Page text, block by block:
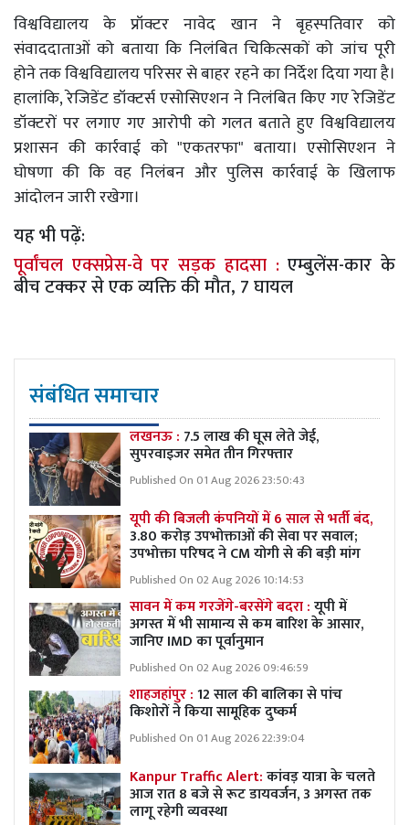
विश्वविद्यालय के प्रॉक्टर नावेद खान ने बृहस्पतिवार को
संवाददाताओं को बताया कि निलंबित चिकित्सकों को जांच पूरी
होने तक विश्वविद्यालय परिसर से बाहर रहने का निर्देश दिया गया है।
हालांकि, रेजिडेंट डॉक्टर्स एसोसिएशन ने निलंबित किए गए रेजिडेंट
डॉक्टरों पर लगाए गए आरोपी को गलत बताते हुए विश्वविद्यालय
प्रशासन की कार्रवाई को "एकतरफा" बताया। एसोसिएशन ने
घोषणा की कि वह निलंबन और पुलिस कार्रवाई के खिलाफ
आंदोलन जारी रखेगा।
यह भी पढ़ें:
पूर्वांचल एक्सप्रेस-वे पर सड़क हादसा :एम्बुलेंस-कार के
बीच टक्कर से एक व्यक्ति की मौत, 7 घायल
संबंधित समाचार
लखनऊ : 7.5 लाख की घूस लेते जेई,
सुपरवाइजर समेत तीन गिरफ्तार
Published On 01 Aug 2026 23:50:43
यूपी की बिजली कंपनियों में 6 साल से भर्ती बंद,
3.80 करोड़ उपभोक्ताओं की सेवा पर सवाल;
उपभोक्ता परिषद ने CM योगी से की बड़ी मांग
Published On 02 Aug 2026 10:14:53
सावन में कम गरजेंगे-बरसेंगे बदरा :यूपी में
अगस्त में भी सामान्य से कम बारिश के आसार,
जानिए IMD का पूर्वानुमान
Published On 02 Aug 2026 09:46:59
शाहजहांपुर :12 साल की बालिका से पांच
किशोरों ने किया सामूहिक दुष्कर्म
Published On 01 Aug 2026 22:39:04
Kanpur Traffic Alert:कांवड़ यात्रा के चलते
आज रात 8 बजे से रूट डायवर्जन, 3 अगस्त तक
लागू रहेगी व्यवस्था